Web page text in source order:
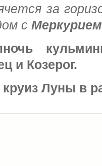
за
с Меркурием
и Козерог.
Луны в